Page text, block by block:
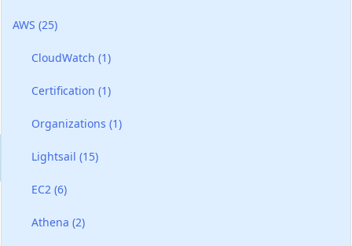
AWS (25)
CloudWatch(1)
Certification(1)
Organizations(1)
Lightsail(15)
EC2(6)
Athena(2)